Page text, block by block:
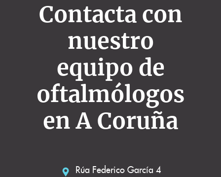
Contacta con
nuestro
equipo de
oftalmólogos
en A Coruña
Rúa Federico García 4